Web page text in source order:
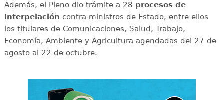
Además, el Pleno dio trámite a 28 procesos de
interpelación contra ministros de Estado, entre ellos
los titulares de Comunicaciones, Salud, Trabajo,
Economía, Ambiente y Agricultura agendadas del 27 de
agosto al 22 de octubre.